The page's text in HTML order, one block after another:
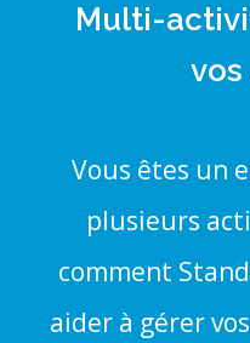
Multi-
Vous êtes un
plusieurs
comment
aider à gérer